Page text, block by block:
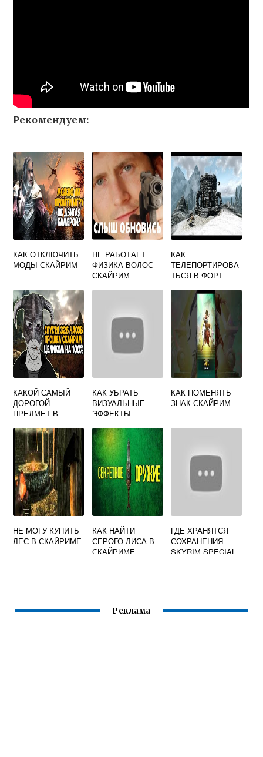
Рекомендуем:
КАК ОТКЛЮЧИТЬ
МОДЫ СКАЙРИМ
НЕ РАБОТАЕТ
ФИЗИКА ВОЛОС
СКАЙРИМ
КАК
ТЕЛЕПОРТИРОВА
ТЬСЯ В ФОРТ
РАССВЕТА
СКАЙРИМ
КАКОЙ САМЫЙ
ДОРОГОЙ
ПРЕДМЕТ В
КАК УБРАТЬ
ВИЗУАЛЬНЫЕ
ЭФФЕКТЫ
КАК ПОМЕНЯТЬ
ЗНАК СКАЙРИМ
НЕ МОГУ КУПИТЬ
ЛЕС В СКАЙРИМЕ
КАК НАЙТИ
СЕРОГО ЛИСА В
СКАЙРИМЕ
ГДЕ ХРАНЯТСЯ
СОХРАНЕНИЯ
SKYRIM SPECIAL
Реклама